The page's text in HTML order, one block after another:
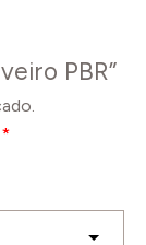
PBR”
*